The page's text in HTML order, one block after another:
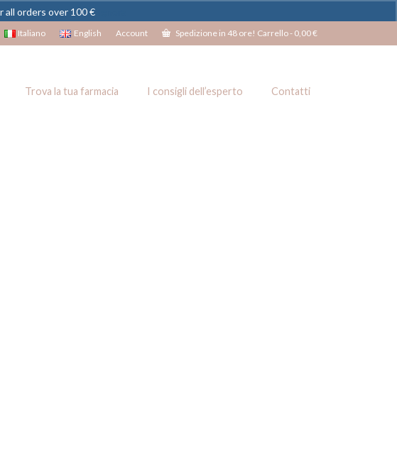
Italiano English Account Spedizione in 48 ore! Carrello- 0,00€
Trova la tua farmacia I consigli dell’esperto Contatti
all orders over 100 €